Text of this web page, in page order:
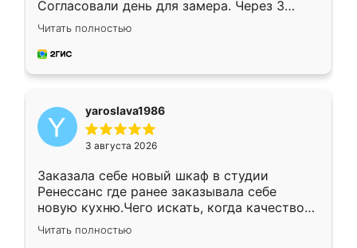
Согласовали день для замера. Через 3
недели кухня была уже готова. Остались
довольны работой. Спасибо Ренессанс
мебель за качественную работу!
Читать полностью
yaroslava1986
3 августа 2026
Заказала себе новый шкаф в студии
Ренессанс где ранее заказывала себе
новую кухню.Чего искать, когда качеством
вполне довольна. Служит кухня уже почти
два года, нареканий нет.
Читать полностью